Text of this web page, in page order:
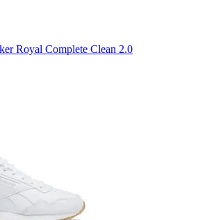
Royal Complete Clean 2.0